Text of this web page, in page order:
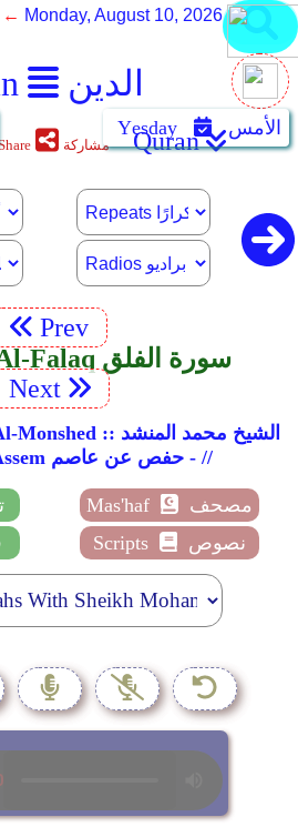
الدين
Monday, August 10, 2026
Yẹsday الأمس
مشاركة Quran
Prev
113. Surah Al-Falaq سورة الفلق
Next
Sheikh Mohammad Al-Monshed :: الشيخ محمد المنشد
// - Hafs for Assem حفص عن عاصم - //
Mas'haf
مصحف
Scripts نصوص